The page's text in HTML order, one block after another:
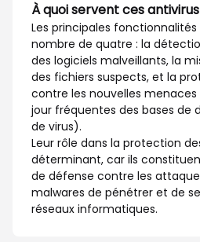
À quoi servent ces
Les principales
nombre de quatre : la
des logiciels malveillants, la
des fichiers suspects, et la
contre les nouvelles
jour fréquentes des bases de
de virus).
Leur rôle dans la protection
déterminant, car ils
de défense contre les
malwares de pénétrer et de
réseaux informatiques.